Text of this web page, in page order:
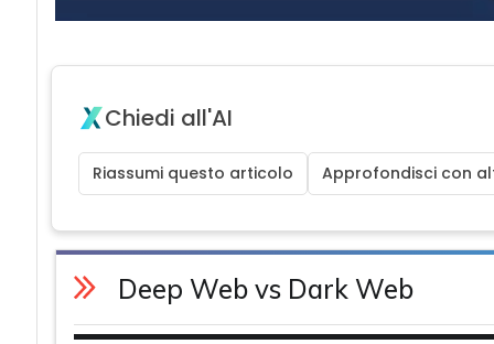
Chiedi all'AI
Riassumi questo articolo Approfondisci con
Deep Web vs Dark Web